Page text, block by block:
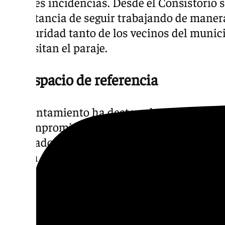
importancia de seguir trabajando de
la seguridad tanto de los vecinos del
que visitan el paraje.
Un espacio de referencia
El Ayuntamiento ha destacado que este
un compromiso continuado con la
calificado como uno de los entornos más
La cita se suma a otras convocatorias
Seguridad celebra de forma periódica para